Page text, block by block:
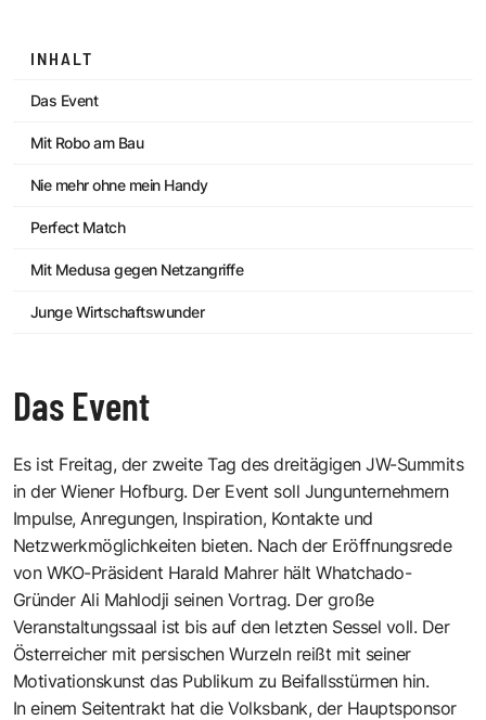
INHALT
Das Event
Mit Robo am Bau
Nie mehr ohne mein Handy
Perfect Match
Mit Medusa gegen Netzangriffe
Junge Wirtschaftswunder
Das Event
Es ist Freitag, der zweite Tag des dreitägigenJW-Summits
in der Wiener Hofburg. Der Event soll Jungunternehmern
Impulse, Anregungen, Inspiration, Kontakte und
Netzwerkmöglichkeiten bieten. Nach der Eröffnungsrede
von WKO-Präsident Harald MahrerhältWhatchado-
Gründer Ali Mahlodji seinen Vortrag. Der große
Veranstaltungssaal ist bis auf den letzten Sessel voll. Der
Österreicher mit persischen Wurzeln reißt mit seiner
Motivationskunst das Publikum zu Beifallsstürmen hin.
In einem Seitentrakt hat dieVolksbank, der Hauptsponsor